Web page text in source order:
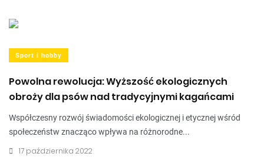
Sport i hobby
Powolna rewolucja: Wyższość ekologicznych
obroży dla psów nad tradycyjnymi kagańcami
Współczesny rozwój świadomości ekologicznej i etycznej wśród
społeczeństw znacząco wpływa na różnorodne...
17 października 2022